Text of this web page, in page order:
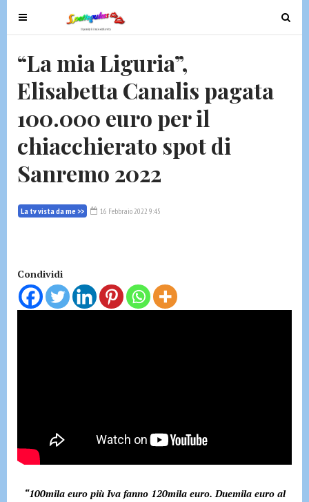
T
o
g
l
e
n
v
i
g
t
T
o
“La mia Liguria”,
Elisabetta Canalis pagata
100.000 euro per il
chiacchierato spot di
Sanremo 2022
La tv vista da me >> 16 Febbraio 2022 9:45
Condividi
“100mila euro più Iva fanno 120mila euro. Duemila euro al